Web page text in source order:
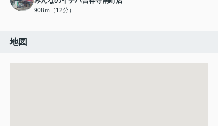
908ｍ（12分）
地図